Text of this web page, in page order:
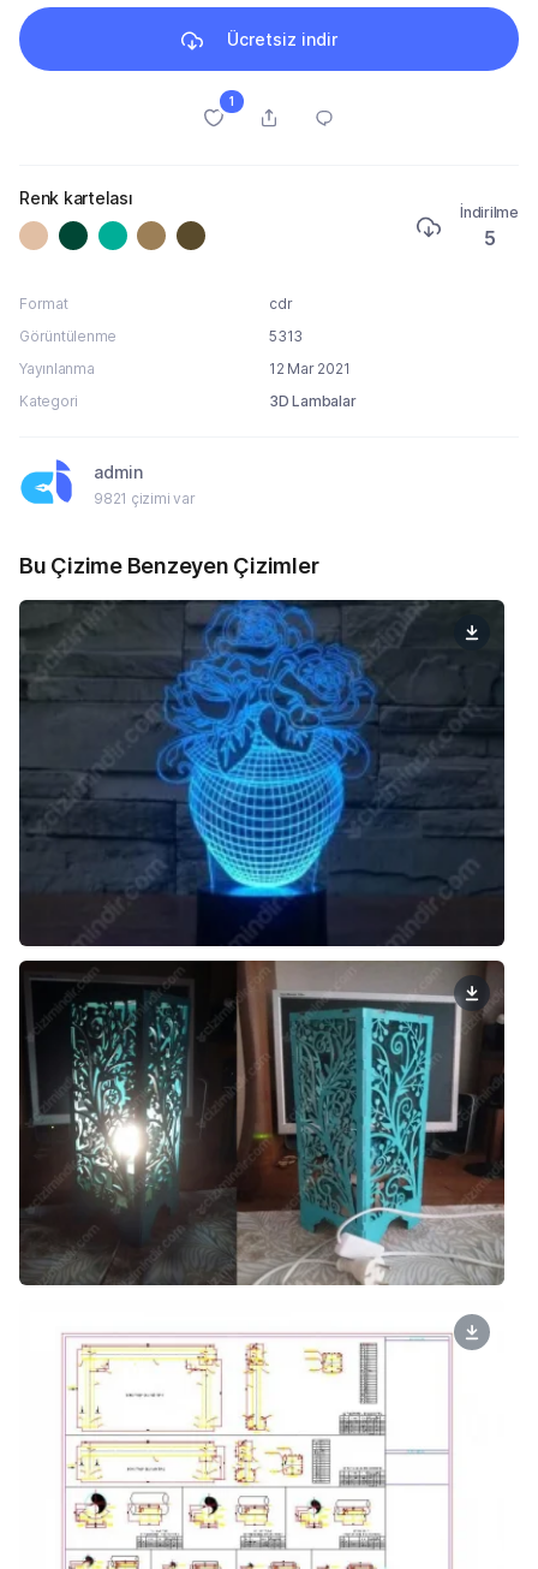
Ücretsiz indir
1
Renk kartelası
İndirilme
5
Format
cdr
Görüntülenme
5313
Yayınlanma
12 Mar 2021
Kategori
3D Lambalar
admin
9821 çizimi var
Bu Çizime Benzeyen Çizimler